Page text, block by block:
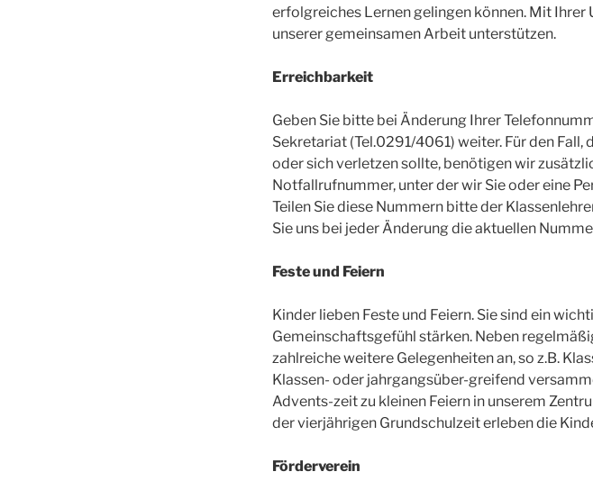
erfolgreiches Lernen gelingen können. Mit Ihrer
unserer gemeinsamen Arbeit unterstützen.
Erreichbarkeit
Geben Sie bitte bei Änderung Ihrer
Sekretariat (Tel.0291/4061) weiter. Für den
oder sich verletzen sollte, benötigen wir
Notfallrufnummer, unter der wir Sie oder eine
Teilen Sie diese Nummern bitte der
Sie uns bei jeder Änderung die aktuellen
Feste und Feiern
Kinder lieben Feste und Feiern. Sie sind ein
Gemeinschaftsgefühl stärken. Neben
zahlreiche weitere Gelegenheiten an, so z.B.
Klassen- oder jahrgangsüber-greifend
Advents-zeit zu kleinen Feiern in unserem
der vierjährigen Grundschulzeit erleben die
Förderverein